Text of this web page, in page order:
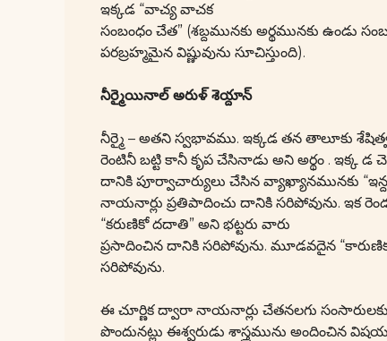
ఇక్కడ “వాచ్య వాచక
సంబంధం చేత” (శబ్దమునకు అర్థమునకు ఉండు
పరబ్రహ్మమైన విష్ణువును సూచిస్తుంది).
నీర్మైయినాల్ అరుళ్ శెయ్దాన్
నీర్మై – అతని స్వభావము. ఇక్కడ తన తాలూకు
రెంటినీ బట్టి కానీ కృప చేసినాడు అని అర్థం . ఇక్క
దానికి పూర్వాచార్యులు చేసిన వ్యాఖ్యానమునకు
నాయనార్లు ప్రతిపాదించు దానికి సరిపోవును. ఇక
“కరుణికో దదాతి” అని భట్టరు వారు
ప్రసాదించిన దానికి సరిపోవును. మూడవదైన
సరిపోవును.
ఈ చూర్ణిక ద్వారా నాయనార్లు చేతనలగు
పొందునట్లు ఈశ్వరుడు శాస్త్రమును అందించిన